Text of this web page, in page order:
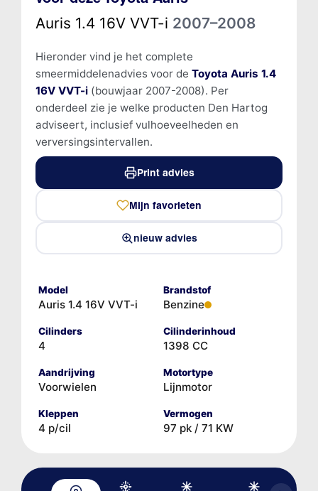
Auris 1.4 16V VVT-i 2007–2008
Hieronder vind je het complete
smeermiddelenadvies voor de Toyota Auris 1.4
16V VVT-i(bouwjaar 2007-2008). Per
onderdeel zie je welke producten Den Hartog
adviseert, inclusief vulhoeveelheden en
verversingsintervallen.
Print advies
Mijn favorieten
nieuw advies
Model
Auris 1.4 16V VVT-i
Brandstof
Benzine
Cilinders
4
Cilinderinhoud
1398 CC
Aandrijving
Voorwielen
Motortype
Lijnmotor
Kleppen
4 p/cil
Vermogen
97 pk / 71 KW